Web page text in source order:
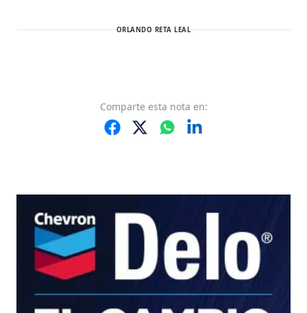
ORLANDO RETA LEAL
Comparte esta nota en: